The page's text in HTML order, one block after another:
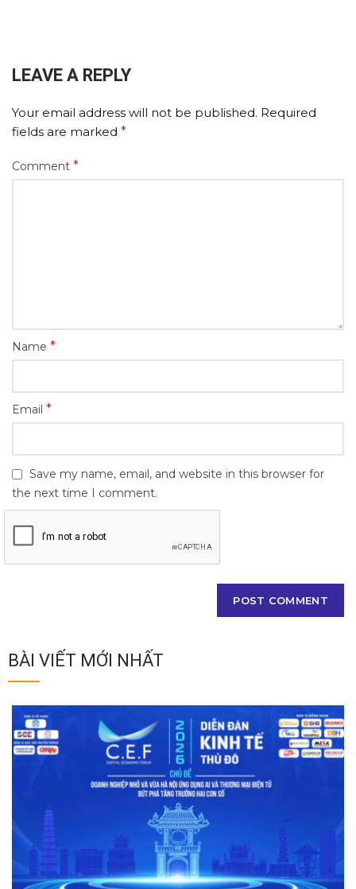
LEAVE A REPLY
Your email address will not be published. Required
fields are marked *
Comment *
Name *
Email *
Save my name, email, and website in this browser for
the next time I comment.
BÀI VIẾT MỚI NHẤT